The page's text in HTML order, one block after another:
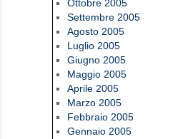
Ottobre 2005
Settembre 2005
Agosto 2005
Luglio 2005
Giugno 2005
Maggio 2005
Aprile 2005
Marzo 2005
Febbraio 2005
Gennaio 2005